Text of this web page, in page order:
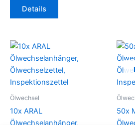
Details
Ölwechsel
10x ARAL
Ölwechselanhänger,
50x